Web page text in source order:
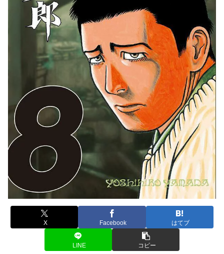
X Facebook はてブ
LINE コピー